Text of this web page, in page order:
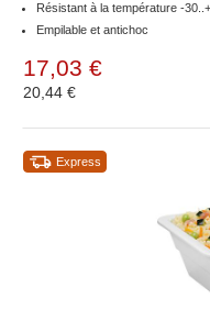
Résistant à la température -
Empilable et antichoc
17,03 €
20,44 €
Express